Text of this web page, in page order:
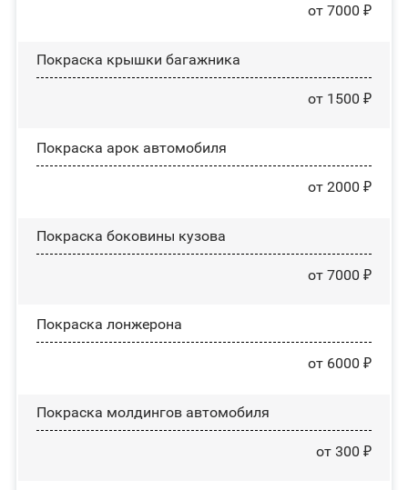
от 7000 ₽
Покраска крышки багажника
от 1500 ₽
Покраска арок автомобиля
от 2000 ₽
Покраска боковины кузова
от 7000 ₽
Покраска лонжерона
от 6000 ₽
Покраска молдингов автомобиля
от 300 ₽